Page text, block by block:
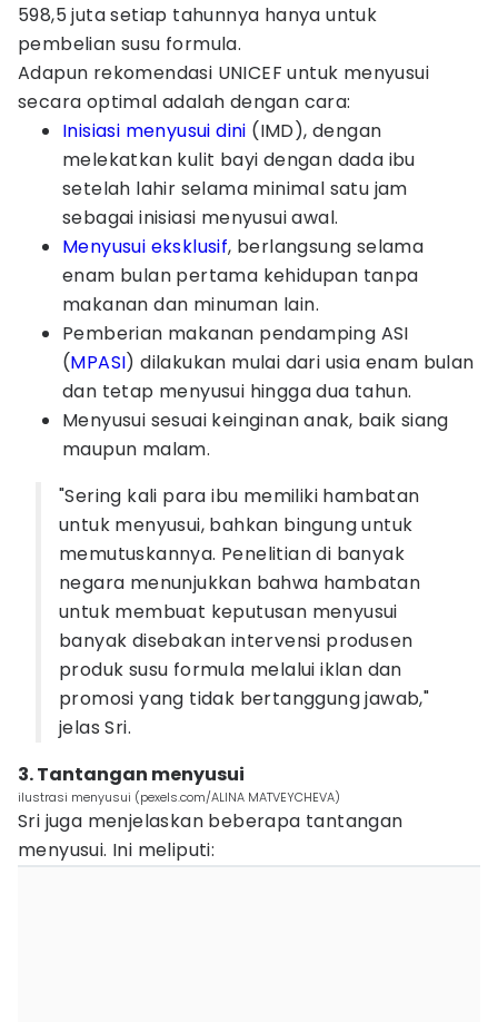
598,5 juta setiap tahunnya hanya untuk
pembelian susu formula.
Adapun rekomendasi UNICEF untuk menyusui
secara optimal adalah dengan cara:
Inisiasi menyusui dini (IMD), dengan
melekatkan kulit bayi dengan dada ibu
setelah lahir selama minimal satu jam
sebagai inisiasi menyusui awal.
Menyusui eksklusif, berlangsung selama
enam bulan pertama kehidupan tanpa
makanan dan minuman lain.
Pemberian makanan pendamping ASI
(MPASI) dilakukan mulai dari usia enam bulan
dan tetap menyusui hingga dua tahun.
Menyusui sesuai keinginan anak, baik siang
maupun malam.
"Sering kali para ibu memiliki hambatan
untuk menyusui, bahkan bingung untuk
memutuskannya. Penelitian di banyak
negara menunjukkan bahwa hambatan
untuk membuat keputusan menyusui
banyak disebakan intervensi produsen
produk susu formula melalui iklan dan
promosi yang tidak bertanggung jawab,"
jelas Sri.
3. Tantangan menyusui
ilustrasi menyusui (pexels.com/ALINA MATVEYCHEVA)
Sri juga menjelaskan beberapa tantangan
menyusui. Ini meliputi: